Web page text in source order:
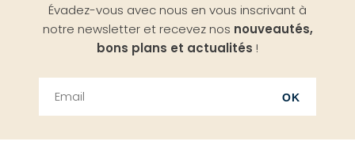
Évadez-vous avec nous en vous inscrivant à
notre newsletter et recevez nos nouveautés,
bons plans et actualités !
OK